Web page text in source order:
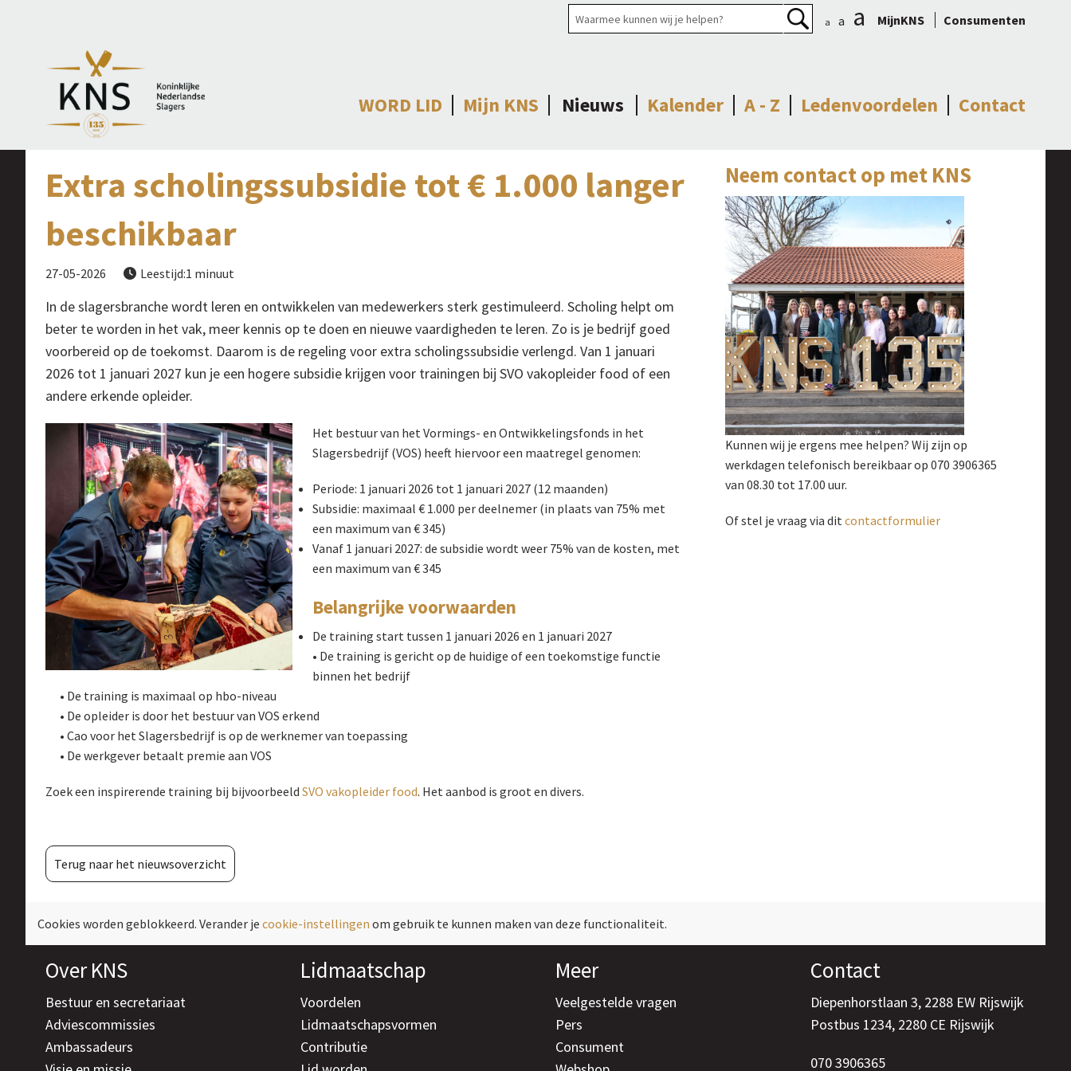
a a a MijnKNS Consumenten
WORD LID Mijn KNS Nieuws Kalender A - Z Ledenvoordelen Contact
Extra scholingssubsidie tot € 1.000 langer
beschikbaar
27-05-2026  Leestijd:1 minuut
In de slagersbranche wordt leren en ontwikkelen van medewerkers sterk gestimuleerd. Scholing helpt om
beter te worden in het vak, meer kennis op te doen en nieuwe vaardigheden te leren. Zo is je bedrijf goed
voorbereid op de toekomst. Daarom is de regeling voor extra scholingssubsidie verlengd. Van 1 januari
2026 tot 1 januari 2027 kun je een hogere subsidie krijgen voor trainingen bij SVO vakopleider food of een
andere erkende opleider.
Het bestuur van het Vormings- en Ontwikkelingsfonds in het
Slagersbedrijf (VOS) heeft hiervoor een maatregel genomen:
Periode: 1 januari 2026 tot 1 januari 2027 (12 maanden)
Subsidie: maximaal € 1.000 per deelnemer (in plaats van 75% met
een maximum van € 345)
Vanaf 1 januari 2027: de subsidie wordt weer 75% van de kosten, met
een maximum van € 345
Belangrijke voorwaarden
De training start tussen 1 januari 2026 en 1 januari 2027
• De training is gericht op de huidige of een toekomstige functie
binnen het bedrijf
• De training is maximaal op hbo-niveau
• De opleider is door het bestuur van VOS erkend
• Cao voor het Slagersbedrijf is op de werknemer van toepassing
• De werkgever betaalt premie aan VOS
Zoek een inspirerende training bij bijvoorbeeld SVO vakopleider food. Het aanbod is groot en divers.
Neem contact op met KNS
Kunnen wij je ergens mee helpen? Wij zijn op
werkdagen telefonisch bereikbaar op 070 3906365
van 08.30 tot 17.00 uur.
Of stel je vraag via ditcontactformulier
Terug naar het nieuwsoverzicht
Cookies worden geblokkeerd. Verander je cookie-instellingen om gebruik te kunnen maken van deze functionaliteit.
Over KNS
Bestuur en secretariaat
Adviescommissies
Ambassadeurs
Lidmaatschap
Voordelen
Lidmaatschapsvormen
Contributie
Meer
Veelgestelde vragen
Pers
Consument
Contact
Diepenhorstlaan 3, 2288 EW Rijswijk
Postbus 1234, 2280 CE Rijswijk
070 3906365